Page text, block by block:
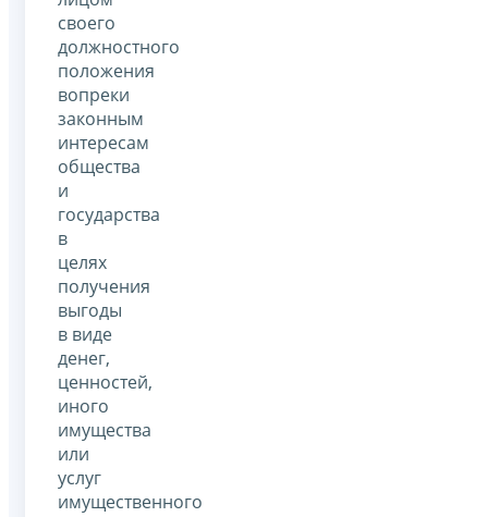
своего
должностного
положения
вопреки
законным
интересам
общества
и
государства
в
целях
получения
выгоды
в виде
денег,
ценностей,
иного
имущества
или
услуг
имущественного